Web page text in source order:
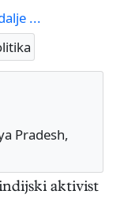
...
Pradesh,
aktivist